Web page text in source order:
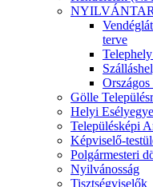
terve
Gölle
Helyi
Településképi
Képviselő-
Polgármesteri
Nyilvánosság
Tisztségviselők